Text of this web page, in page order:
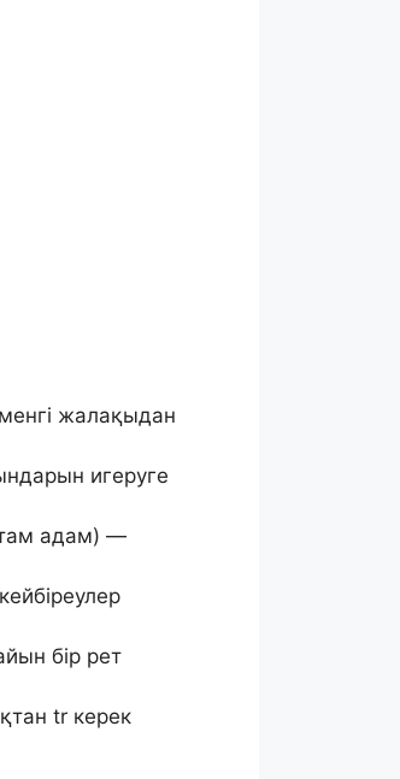
жалақыдан
игеруге
адам) —
бір рет
tr керек